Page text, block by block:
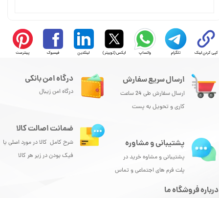
★★★
کپی کردن لینک تلگرام واتساپ ایکس (توییتر) لینکدین فیسبوک پینترست
ارسال سریع سفارش
ارسال سفارش طی 24 ساعت
کاری و تحویل به پست
درباره فروشگاه ما
درگاه امن بانکی
درگاه امن زیبال
پشتیبانی و مشاوره
پشتیبانی و مشاوه خرید در
پلت فرم های اجتماعی و تماس
ضمانت اصالت کالا
شرح کامل کالا در مورد اصلی یا
فیک بودن در زیر هر کالا